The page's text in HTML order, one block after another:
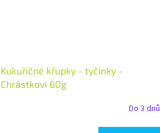
Kukuřičné křupky - tyčinky -
Chrástkovi 60g
Do 3 dnů